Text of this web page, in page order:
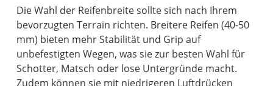
Die Wahl der Reifenbreite sollte sich nach Ihrem
bevorzugten Terrain richten. Breitere Reifen (40-50
mm) bieten mehr Stabilität und Grip auf
unbefestigten Wegen, was sie zur besten Wahl für
Schotter, Matsch oder lose Untergründe macht.
Zudem können sie mit niedrigeren Luftdrücken